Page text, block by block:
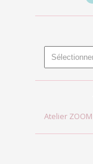
Atelier ZOOM